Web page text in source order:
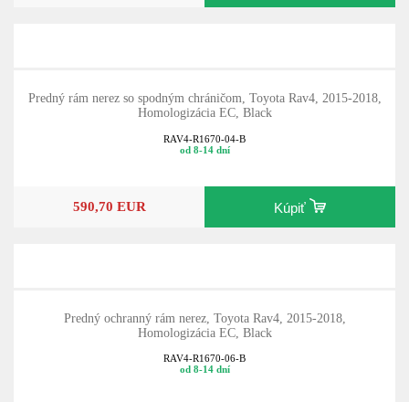
Predný rám nerez so spodným chráničom, Toyota Rav4, 2015-2018,
Homologizácia EC, Black
RAV4-R1670-04-B
od 8-14 dní
590,70 EUR Kúpiť
Predný ochranný rám nerez, Toyota Rav4, 2015-2018,
Homologizácia EC, Black
RAV4-R1670-06-B
od 8-14 dní